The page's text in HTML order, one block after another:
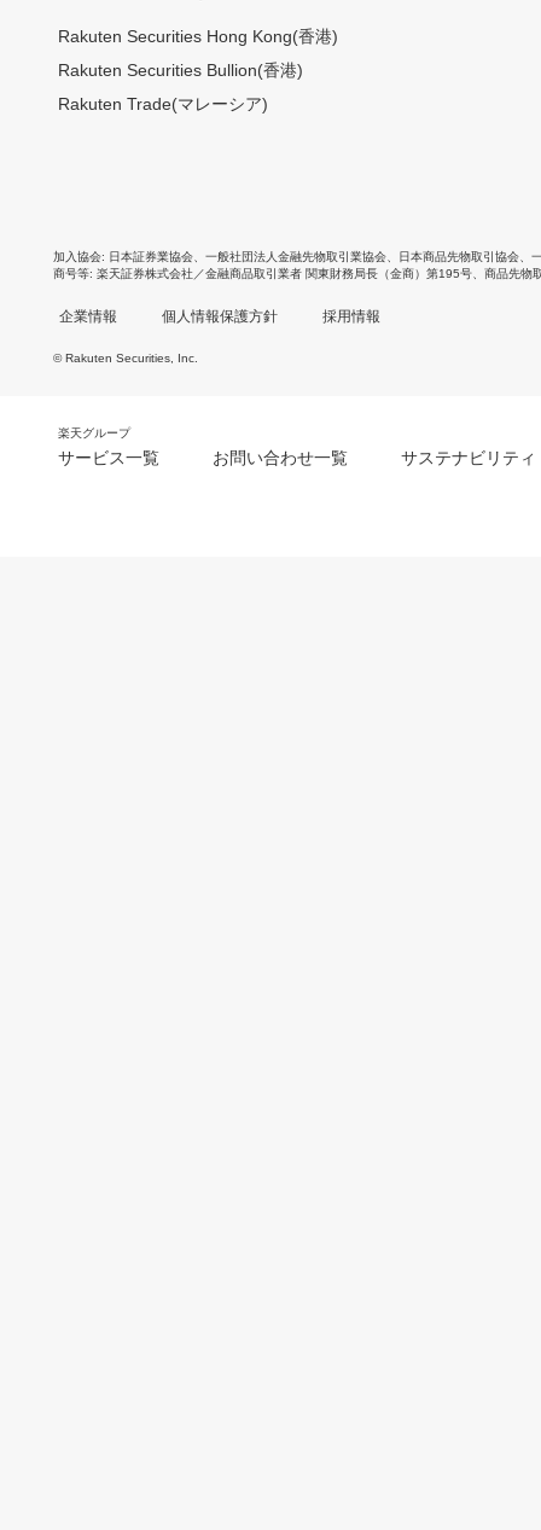
Rakuten Securities Hong Kong(香港)
Rakuten Securities Bullion(香港)
Rakuten Trade(マレーシア)
加入協会 日本証券業協会 一般社団法人金融先物取引業協会 日本商品先物取引協会
商号等 楽天証券株式会社／金融商品取引業者 関東財務局長（金商）第195号、商品先物
企業情報 個人情報保護方針 採用情報
© Rakuten Securities, Inc.
楽天グループ
サービス一覧 お問い合わせ一覧 サステナビリティ